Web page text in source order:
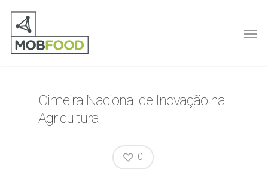
Cimeira Nacional de Inovação na
Agricultura
0